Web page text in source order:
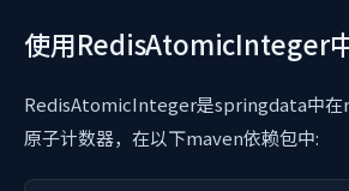
使用RedisAtomicInteger
RedisAtomicInteger是springdata中在
原子计数器，在以下maven依赖包中: